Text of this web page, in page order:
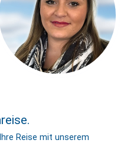
Reise mit unserem